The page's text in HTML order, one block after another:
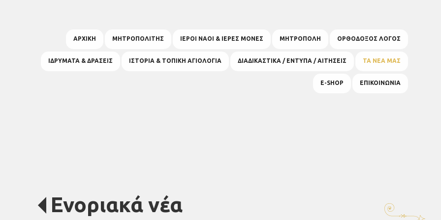
ΑΡΧΙΚΗ ΜΗΤΡΟΠΟΛΙΤΗΣ ΙΕΡΟΙ ΝΑΟΙ & ΙΕΡΕΣ ΜΟΝΕΣ ΜΗΤΡΟΠΟΛΗ ΟΡΘΟΔΟΞΟΣ ΛΟΓΟΣ
ΙΔΡΥΜΑΤΑ & ΔΡΑΣΕΙΣ ΙΣΤΟΡΙΑ & ΤΟΠΙΚΗ ΑΓΙΟΛΟΓΙΑ ΔΙΑΔΙΚΑΣΤΙΚΑ / ΕΝΤΥΠΑ / ΑΙΤΗΣΕΙΣ ΤΑ ΝΕΑ ΜΑΣ
E-SHOP ΕΠΙΚΟΙΝΩΝΙΑ
Ενοριακά νέα